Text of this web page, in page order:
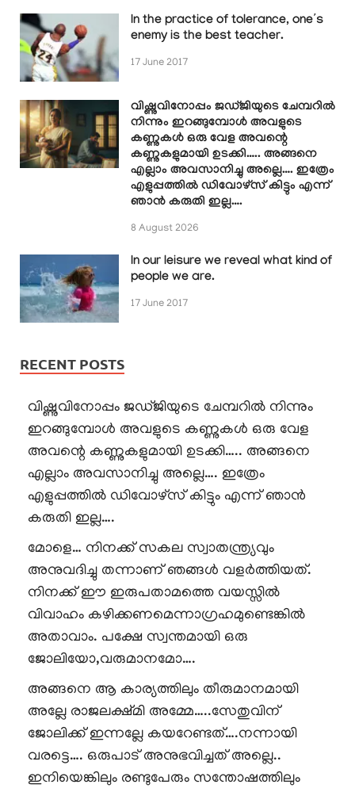
In the practice of tolerance, one’s
enemy is the best teacher.
17 June 2017
വിഷ്ണുവിനോപ്പം ജഡ്ജിയുടെ ചേമ്പറിൽ
നിന്നും ഇറങ്ങുമ്പോൾ അവളുടെ
കണ്ണുകൾ ഒരു വേള അവന്റെ
കണ്ണുകളുമായി ഉടക്കി….. അങ്ങനെ
എല്ലാം അവസാനിച്ചു അല്ലെ…. ഇത്രേം
എളുപ്പത്തിൽ ഡിവോഴ്സ് കിട്ടും എന്ന്
ഞാൻ കരുതി ഇല്ല….
8 August 2026
In our leisure we reveal what kind of
people we are.
17 June 2017
RECENT POSTS
വിഷ്ണുവിനോപ്പം ജഡ്ജിയുടെ ചേമ്പറിൽ നിന്നും
ഇറങ്ങുമ്പോൾ അവളുടെ കണ്ണുകൾ ഒരു വേള
അവന്റെ കണ്ണുകളുമായി ഉടക്കി….. അങ്ങനെ
എല്ലാം അവസാനിച്ചു അല്ലെ…. ഇത്രേം
എളുപ്പത്തിൽ ഡിവോഴ്സ് കിട്ടും എന്ന് ഞാൻ
കരുതി ഇല്ല….
മോളെ… നിനക്ക് സകല സ്വാതന്ത്ര്യവും
അനുവദിച്ചു തന്നാണ് ഞങ്ങൾ വളർത്തിയത്.
നിനക്ക് ഈ ഇരുപതാമത്തെ വയസ്സിൽ
വിവാഹം കഴിക്കണമെന്നാഗ്രഹമുണ്ടെങ്കിൽ
അതാവാം. പക്ഷേ സ്വന്തമായി ഒരു
ജോലിയോ,വരുമാനമോ….
അങ്ങനെ ആ കാര്യത്തിലും തീരുമാനമായി
അല്ലേ രാജലക്ഷ്മി അമ്മേ…..സേതുവിന്
ജോലിക്ക് ഇന്നല്ലേ കയറേണ്ടത്….നന്നായി
വരട്ടെ…. ഒരുപാട് അനുഭവിച്ചത് അല്ലെ..
ഇനിയെങ്കിലും രണ്ടുപേരും സന്തോഷത്തിലും